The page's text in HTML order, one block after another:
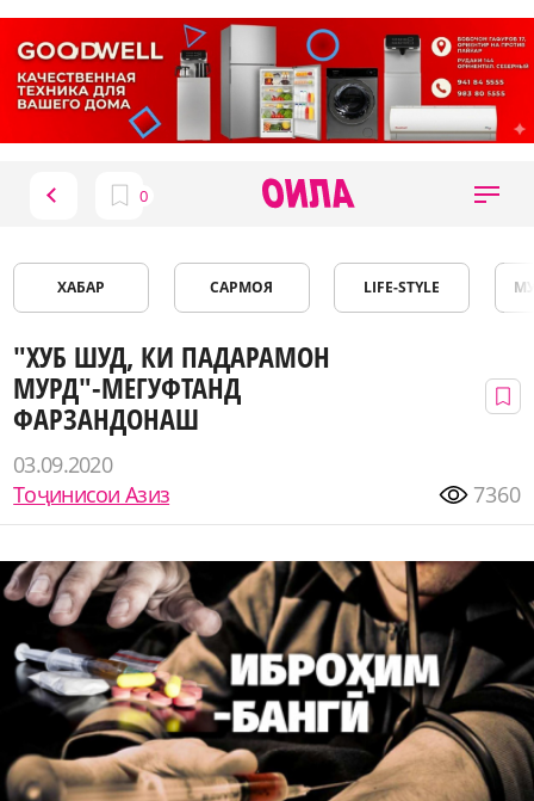
ХАБАР САРМОЯ LIFE-STYLE
"ХУБ ШУД, КИ ПАДАРАМОН
МУРД"-МЕГУФТАНД
ФАРЗАНДОНАШ
03.09.2020
Тоҷинисои Азиз
7360